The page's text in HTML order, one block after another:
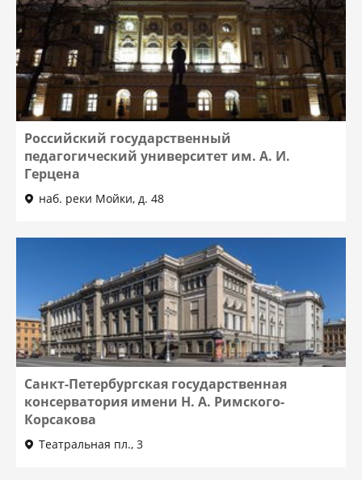
Российский государственный
педагогический университет им. А. И.
Герцена
наб. реки Мойки, д. 48
Санкт-Петербургская государственная
консерватория имени Н. А. Римского-
Корсакова
Театральная пл., 3